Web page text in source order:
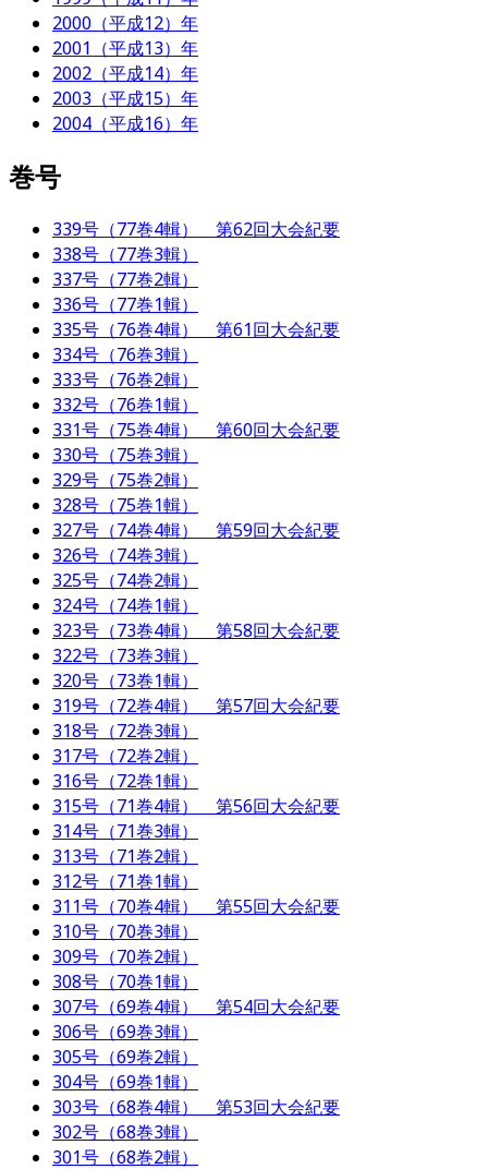
2000（平成12）年
2001（平成13）年
2002（平成14）年
2003（平成15）年
2004（平成16）年
巻号
339号（77巻4輯） 第62回大会紀要
338号（77巻3輯）
337号（77巻2輯）
336号（77巻1輯）
335号（76巻4輯） 第61回大会紀要
334号（76巻3輯）
333号（76巻2輯）
332号（76巻1輯）
331号（75巻4輯） 第60回大会紀要
330号（75巻3輯）
329号（75巻2輯）
328号（75巻1輯）
327号（74巻4輯） 第59回大会紀要
326号（74巻3輯）
325号（74巻2輯）
324号（74巻1輯）
323号（73巻4輯） 第58回大会紀要
322号（73巻3輯）
320号（73巻1輯）
319号（72巻4輯） 第57回大会紀要
318号（72巻3輯）
317号（72巻2輯）
316号（72巻1輯）
315号（71巻4輯） 第56回大会紀要
314号（71巻3輯）
313号（71巻2輯）
312号（71巻1輯）
311号（70巻4輯） 第55回大会紀要
310号（70巻3輯）
309号（70巻2輯）
308号（70巻1輯）
307号（69巻4輯） 第54回大会紀要
306号（69巻3輯）
305号（69巻2輯）
304号（69巻1輯）
303号（68巻4輯） 第53回大会紀要
302号（68巻3輯）
301号（68巻2輯）